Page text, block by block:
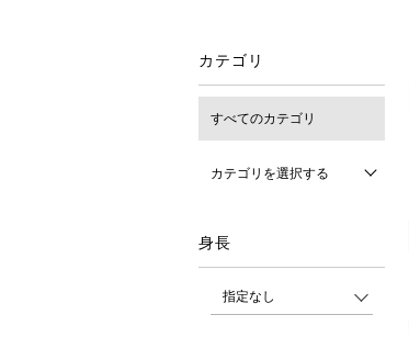
カテゴリ
すべてのカテゴリ
カテゴリを選択する
身長